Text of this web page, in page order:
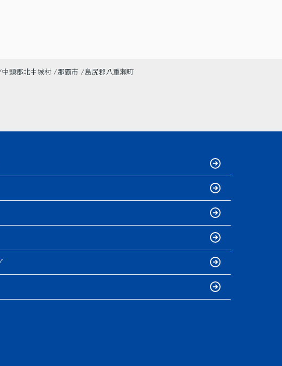
中頭郡北中城村 那覇市
島尻郡八重瀬町